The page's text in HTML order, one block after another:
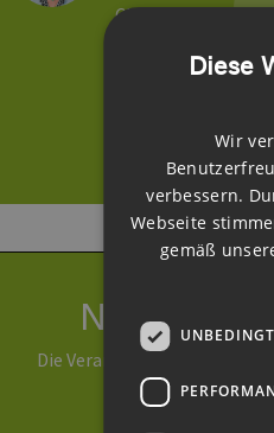
Cluster aus. Seit
Hamburger
großen Faible für
Newsletter
Die Verarbeitung Ihrer
Diese
Wir
verbessern.
Webseite
gemäß